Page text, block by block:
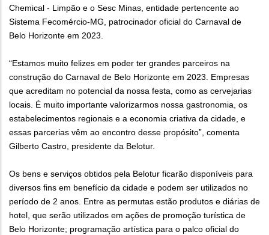
Chemical - Limpão e o Sesc Minas, entidade pertencente ao
Sistema Fecomércio-MG, patrocinador oficial do Carnaval de
Belo Horizonte em 2023.
“Estamos muito felizes em poder ter grandes parceiros na
construção do Carnaval de Belo Horizonte em 2023. Empresas
que acreditam no potencial da nossa festa, como as cervejarias
locais. É muito importante valorizarmos nossa gastronomia, os
estabelecimentos regionais e a economia criativa da cidade, e
essas parcerias vêm ao encontro desse propósito”, comenta
Gilberto Castro, presidente da Belotur.
Os bens e serviços obtidos pela Belotur ficarão disponíveis para
diversos fins em benefício da cidade e podem ser utilizados no
período de 2 anos. Entre as permutas estão produtos e diárias de
hotel, que serão utilizados em ações de promoção turística de
Belo Horizonte; programação artística para o palco oficial do